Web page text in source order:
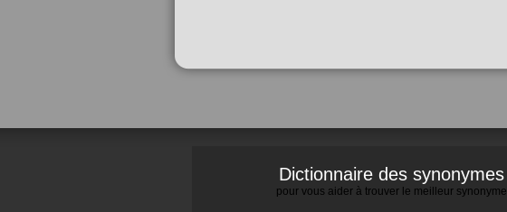
Dictionnaire des synonymes
pour vous aider à trouver le meilleur synonyme